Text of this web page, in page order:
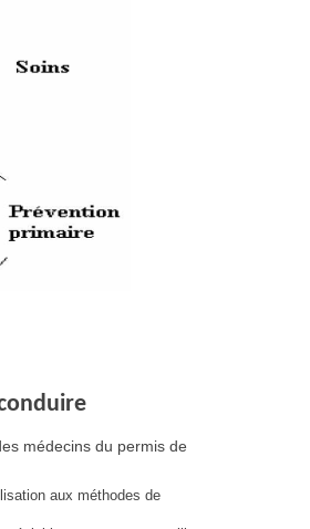
médecins du permis de
aux méthodes de